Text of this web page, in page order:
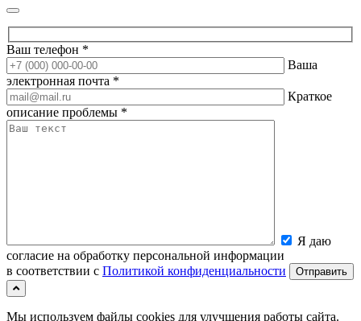
Ваш телефон *
Ваша
электронная почта *
Краткое
описание проблемы *
Я даю
согласие на обработку персональной информации
в соответствии с Политикой конфиденциальности
Мы используем файлы cookies для улучшения работы сайта.